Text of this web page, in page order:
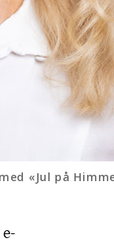
«Jul på